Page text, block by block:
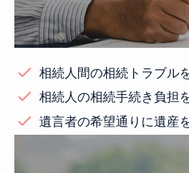
相続人間の相続トラブル
相続人の相続手続き負担
遺言者の希望通りに遺産